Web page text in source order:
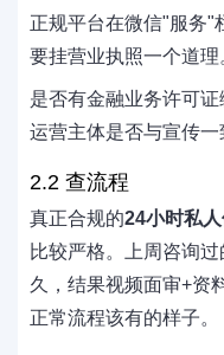
正规平台在微信"服务"
要挂营业执照一个道理
是否有金融业务许可证
运营主体是否与宣传一
2.2 查流程
真正合规的24小时私
比较严格。上周咨询
久，结果视频面审+资
正常流程该有的样子。